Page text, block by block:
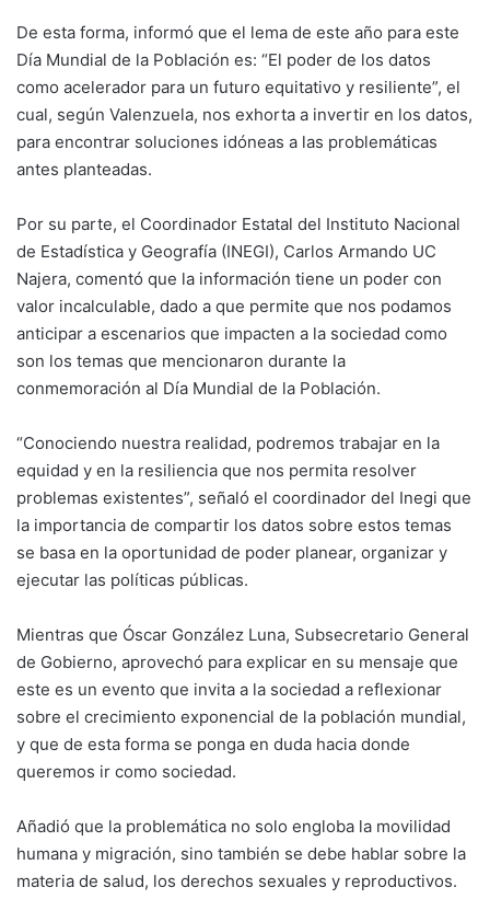
De esta forma, informó que el lema de este año para este
Día Mundial de la Población es: “El poder de los datos
como acelerador para un futuro equitativo y resiliente”, el
cual, según Valenzuela, nos exhorta a invertir en los datos,
para encontrar soluciones idóneas a las problemáticas
antes planteadas.
Por su parte, el Coordinador Estatal del Instituto Nacional
de Estadística y Geografía (INEGI), Carlos Armando UC
Najera, comentó que la información tiene un poder con
valor incalculable, dado a que permite que nos podamos
anticipar a escenarios que impacten a la sociedad como
son los temas que mencionaron durante la
conmemoración al Día Mundial de la Población.
“Conociendo nuestra realidad, podremos trabajar en la
equidad y en la resiliencia que nos permita resolver
problemas existentes”, señaló el coordinador del Inegi que
la importancia de compartir los datos sobre estos temas
se basa en la oportunidad de poder planear, organizar y
ejecutar las políticas públicas.
Mientras que Óscar González Luna, Subsecretario General
de Gobierno, aprovechó para explicar en su mensaje que
este es un evento que invita a la sociedad a reflexionar
sobre el crecimiento exponencial de la población mundial,
y que de esta forma se ponga en duda hacia donde
queremos ir como sociedad.
Añadió que la problemática no solo engloba la movilidad
humana y migración, sino también se debe hablar sobre la
materia de salud, los derechos sexuales y reproductivos.